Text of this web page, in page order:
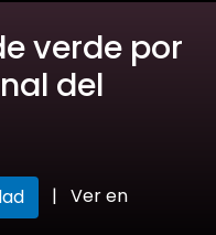
verde por
del
| Ver en